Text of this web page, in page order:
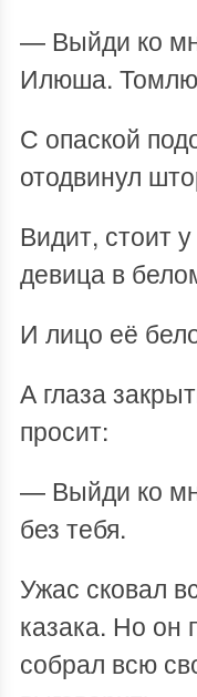
— Выйди ко
Илюша.
С опаской
отодвинул
Видит, стоит
девица в
И лицо её
А глаза
просит:
— Выйди ко
без тебя.
Ужас сковал
казака. Но он
собрал всю